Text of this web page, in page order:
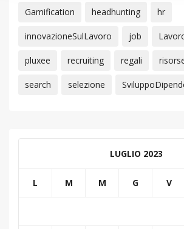
Gamification headhunting hr
innovazioneSulLavoro job
pluxee recruiting regali
search selezione
LUGLIO 2023
L M M G V